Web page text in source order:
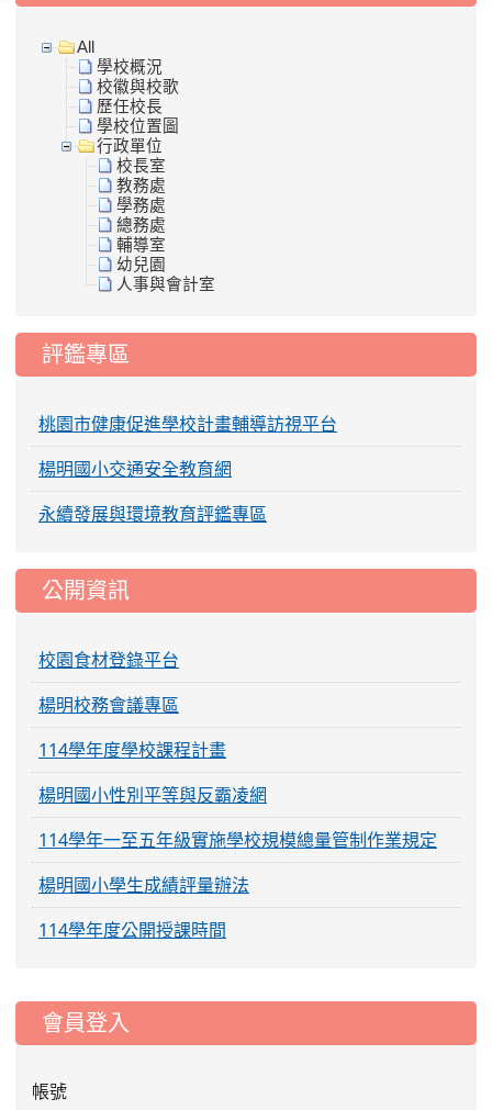
All
學校概況
校徽與校歌
歷任校長
學校位置圖
行政單位
校長室
教務處
學務處
總務處
輔導室
幼兒園
人事與會計室
評鑑專區
桃園市健康促進學校計畫輔導訪視平台
楊明國小交通安全教育網
永續發展與環境教育評鑑專區
公開資訊
校園食材登錄平台
楊明校務會議專區
114學年度學校課程計畫
楊明國小性別平等與反霸凌網
114學年一至五年級實施學校規模總量管制作業規定
楊明國小學生成績評量辦法
114學年度公開授課時間
::: 會員登入
帳號